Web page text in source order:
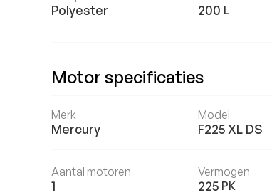
Polyester 200 L
Motor specificaties
Merk
Mercury
Model
F225 XL DS
Aantal motoren
1
Vermogen
225 PK